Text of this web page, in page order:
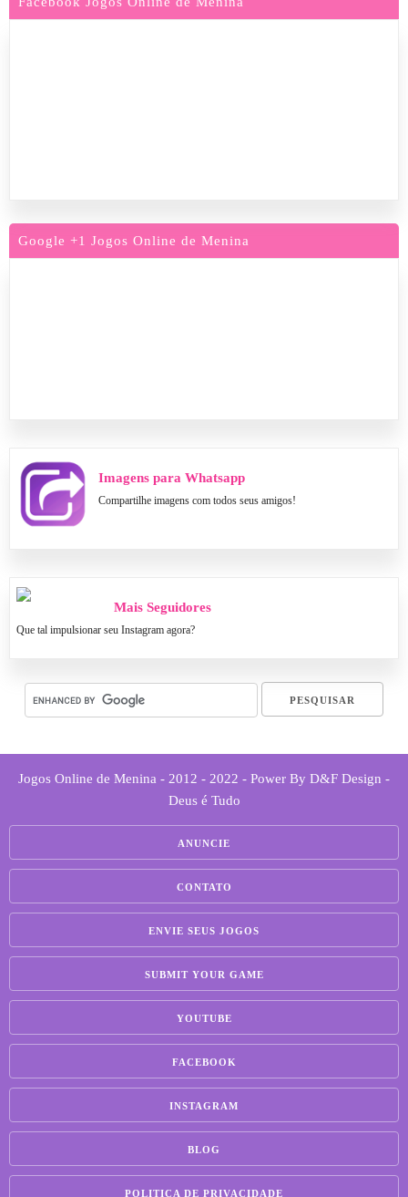
Google +1 Jogos Online de Menina
Imagens para Whatsapp
Compartilhe imagens com todos seus amigos!
Mais Seguidores
Que tal impulsionar seu Instagram agora?
Jogos Online de Menina - 2012 - 2022 - Power By D&F Design -
Deus é Tudo
ANUNCIE
CONTATO
ENVIE SEUS JOGOS
SUBMIT YOUR GAME
YOUTUBE
FACEBOOK
INSTAGRAM
BLOG
POLITICA DE PRIVACIDADE